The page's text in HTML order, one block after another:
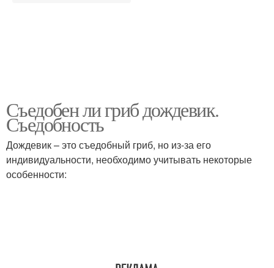
Съедобен ли гриб дождевик.
Съедобность
Дождевик – это съедобный гриб, но из-за его
индивидуальности, необходимо учитывать некоторые
особенности: